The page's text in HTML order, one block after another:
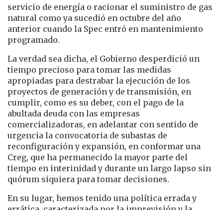
servicio de energía o racionar el suministro de gas
natural como ya sucedió en octubre del año
anterior cuando la Spec entró en mantenimiento
programado.
La verdad sea dicha, el Gobierno desperdició un
tiempo precioso para tomar las medidas
apropiadas para destrabar la ejecución de los
proyectos de generación y de transmisión, en
cumplir, como es su deber, con el pago de la
abultada deuda con las empresas
comercializadoras, en adelantar con sentido de
urgencia la convocatoria de subastas de
reconfiguración y expansión, en conformar una
Creg, que ha permanecido la mayor parte del
tiempo en interinidad y durante un largo lapso sin
quórum siquiera para tomar decisiones.
En su lugar, hemos tenido una política errada y